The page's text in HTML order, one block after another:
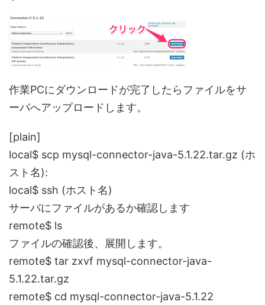
作業PCにダウンロードが完了したらファイルをサ
ーバへアップロードします。
[plain]
local$ scp mysql-connector-java-5.1.22.tar.gz (ホ
スト名):
local$ ssh (ホスト名)
サーバにファイルがあるか確認します
remote$ ls
ファイルの確認後、展開します。
remote$ tar zxvf mysql-connector-java-
5.1.22.tar.gz
remote$ cd mysql-connector-java-5.1.22